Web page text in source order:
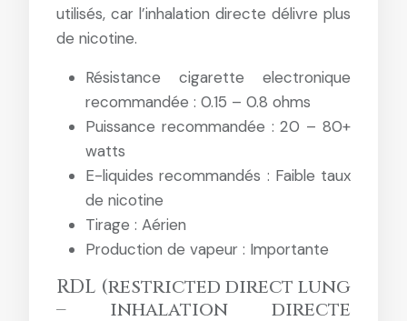
utilisés, car l’inhalation directe délivre plus
de nicotine.
Résistance cigarette electronique
recommandée : 0.15 – 0.8 ohms
Puissance recommandée : 20 – 80+
watts
E-liquides recommandés : Faible taux
de nicotine
Tirage : Aérien
Production de vapeur : Importante
RDL (restricted direct lung
– inhalation directe